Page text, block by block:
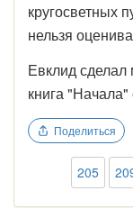
кругосветных
нельзя
Евклид сделал
книга "Начала"
Поделиться
205